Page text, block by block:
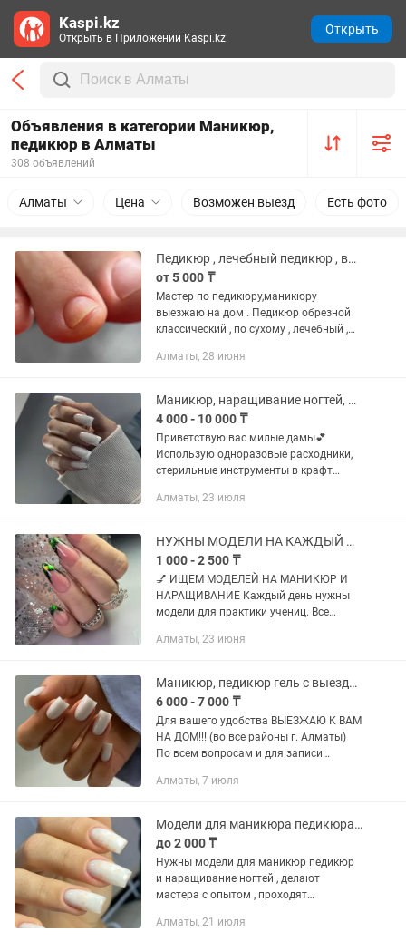
Объявления в категории Маникюр,
педикюр в Алматы
308 объявлений
Алматы Цена Возможен выезд Есть фото
Педикюр , лечебный педикюр , выезд на дом
от 5 000 ₸
Мастер по педикюру,маникюру
выезжаю на дом . Педикюр обрезной
классический , по сухому , лечебный ,
Удаление мозолей , натоптышей
Алматы, 28 июня
Маникюр, наращивание ногтей, педикюр и шугаринг на выезд и на дому.
4 000 - 10 000 ₸
Приветствую вас милые дамы💕
Использую одноразовые расходники,
стерильные инструменты в крафт
обрабатываются в 3 этапа. При вас
используются...
Алматы, 23 июля
НУЖНЫ МОДЕЛИ НА КАЖДЫЙ ДЕНЬ НАРАЩИВАНИЕ, ГЕЛЬ ПОКРЫТИЕ , ПЕДИКЮР
1 000 - 2 500 ₸
💅 ИЩЕМ МОДЕЛЕЙ НА МАНИКЮР И
НАРАЩИВАНИЕ Каждый день нужны
модели для практики учениц. Все
инструктора. Стоимость только за
Алматы, 23 июня
Маникюр, педикюр гель с выездом на дом, офис !!!
6 000 - 7 000 ₸
Для вашего удобства ВЫЕЗЖАЮ К ВАМ
НА ДОМ!!! (во все районы г. Алматы)
По всем вопросам и для записи
Маникюр гель • Педикюр гель •
Алматы, 7 июля
Модели для маникюра педикюра и наращивание ногтей
до 2 000 ₸
Нужны модели для маникюр педикюр
и наращивание ногтей , делают
мастера с опытом , проходят
маникюр 1000 Наращивание 2000
Алматы, 21 июля
Kaspi.kz
Открыть в Приложении Kaspi.kz
Открыть